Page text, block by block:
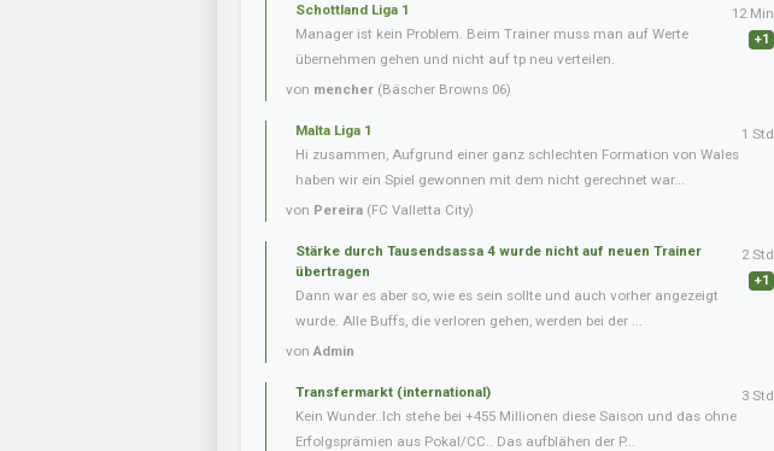
Schottland Liga 1
Manager ist kein Problem. Beim Trainer muss man auf Werte
übernehmen gehen und nicht auf tp neu verteilen.
von mencher (Bäscher Browns 06)
12 Min
+1
Malta Liga 1
Hi zusammen, Aufgrund einer ganz schlechten Formation von Wales
haben wir ein Spiel gewonnen mit dem nicht gerechnet war...
von Pereira (FC Valletta City)
1 Std
Stärke durch Tausendsassa 4 wurde nicht auf neuen Trainer
übertragen
Dann war es aber so, wie es sein sollte und auch vorher angezeigt
wurde. Alle Buffs, die verloren gehen, werden bei der ...
vonAdmin
2 Std
+1
Transfermarkt (international)
Kein Wunder..Ich stehe bei +455 Millionen diese Saison und das ohne
Erfolgsprämien aus Pokal/CC.. Das aufblähen der P...
3 Std